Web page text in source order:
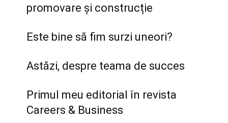
promovare și construcție
Este bine să fim surzi uneori?
Astăzi, despre teama de succes
Primul meu editorial în revista
Careers & Business